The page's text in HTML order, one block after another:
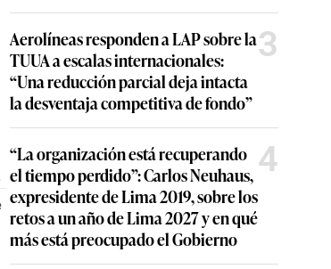
Aerolíneas responden a LAP sobre la
TUUA a escalas internacionales:
“Una reducción parcial deja intacta
la desventaja competitiva de fondo”
3
“La organización está recuperando
el tiempo perdido”: Carlos Neuhaus,
expresidente de Lima 2019, sobre los
retos a un año de Lima 2027 y en qué
más está preocupado el Gobierno
4